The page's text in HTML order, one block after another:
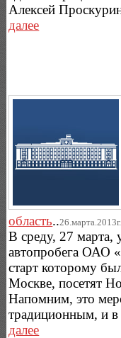
Алексей
далее
область..
В среду, 27 марта,
автопробега ОАО
старт которому
Москве, посетят
Напомним, это
традиционным, и в
далее